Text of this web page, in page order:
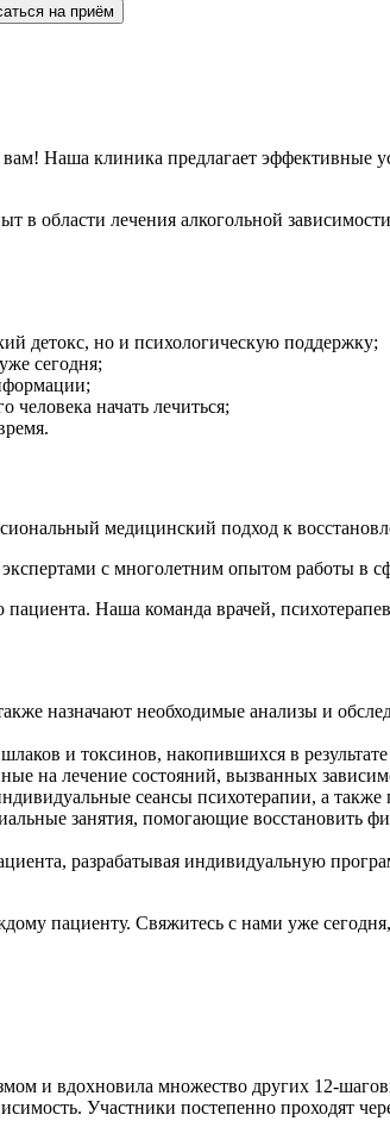
на приём
Наша клиника предлагает эффективные
в области лечения алкогольной
детокс, но и психологическую поддержку;
сегодня;
начать лечиться;
медицинский подход к
с многолетним опытом работы в
Наша команда врачей,
назначают необходимые анализы и
и токсинов, накопившихся в результате
на лечение состояний, вызванных
сеансы психотерапии, а
занятия, помогающие восстановить
разрабатывая индивидуальную
пациенту. Свяжитесь с нами уже
и вдохновила множество других 12-
Участники постепенно проходят